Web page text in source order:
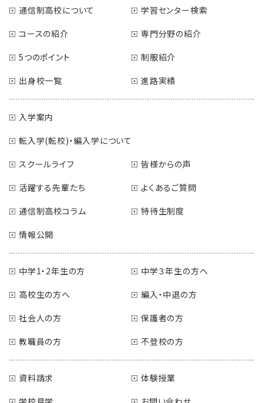
通信制高校について
学習センター検索
コースの紹介
専門分野の紹介
5つのポイント
制服紹介
出身校一覧
進路実績
入学案内
転入学(転校)・編入学について
スクールライフ
皆様からの声
活躍する先輩たち
よくあるご質問
通信制高校コラム
特待生制度
情報公開
中学1・2年生の方
中学３年生の方へ
高校生の方へ
編入・中退の方
社会人の方
保護者の方
教職員の方
不登校の方
資料請求
体験授業